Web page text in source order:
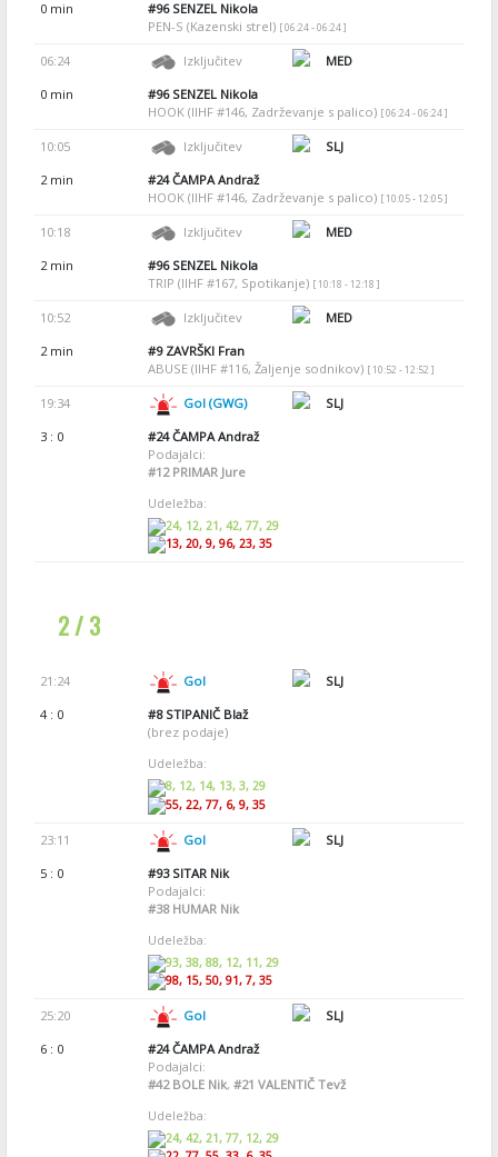
0 min
#96SENZEL Nikola
PEN-S (Kazenski strel) [ 06:24 - 06:24 ]
06:24 Izključitev
MED
0 min
#96SENZEL Nikola
HOOK (IIHF #146, Zadrževanje s palico) [ 06:24 - 06:24 ]
10:05 Izključitev
SLJ
2 min
#24ČAMPA Andraž
HOOK (IIHF #146, Zadrževanje s palico) [ 10:05 - 12:05 ]
10:18 Izključitev
MED
2 min
#96SENZEL Nikola
TRIP (IIHF #167, Spotikanje) [ 10:18 - 12:18 ]
10:52 Izključitev
MED
2 min
#9ZAVRŠKI Fran
ABUSE (IIHF #116, Žaljenje sodnikov) [ 10:52 - 12:52 ]
19:34 Gol (GWG)
SLJ
3 : 0
#24ČAMPA Andraž
Podajalci:
#12PRIMAR Jure
Udeležba:
24, 12, 21, 42, 77, 29
13, 20, 9, 96, 23, 35
2 / 3
21:24 Gol
SLJ
4 : 0
#8STIPANIČ Blaž
(brez podaje)
Udeležba:
8, 12, 14, 13, 3, 29
55, 22, 77, 6, 9, 35
23:11 Gol
SLJ
5 : 0
#93SITAR Nik
Podajalci:
#38HUMAR Nik
Udeležba:
93, 38, 88, 12, 11, 29
98, 15, 50, 91, 7, 35
25:20 Gol
SLJ
6 : 0
#24ČAMPA Andraž
Podajalci:
#42BOLE Nik, #21 VALENTIČ Tevž
Udeležba:
24, 42, 21, 77, 12, 29